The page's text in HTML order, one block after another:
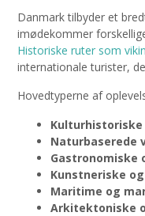
Danmark tilbyder et
imødekommer
Historiske ruter som
internationale turister,
Hovedtyperne af
Naturbaserede
Gastronomiske
Kunstneriske
Maritime og
Arkitektoniske